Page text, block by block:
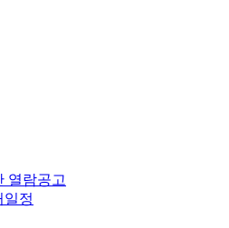
열람공고
일정